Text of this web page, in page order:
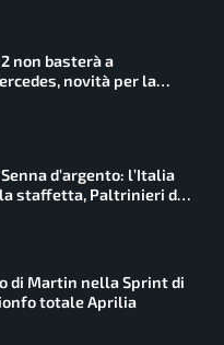
non basterà a
novità per la
d’argento: l’Italia
staffetta, Paltrinieri da
di Martin nella Sprint di
totale Aprilia